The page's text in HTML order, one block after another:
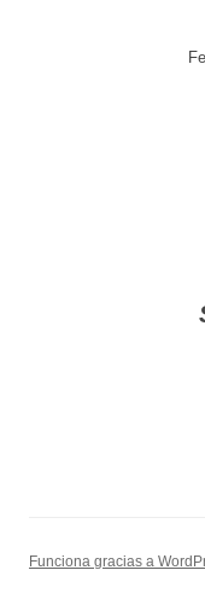
Funciona gracias a